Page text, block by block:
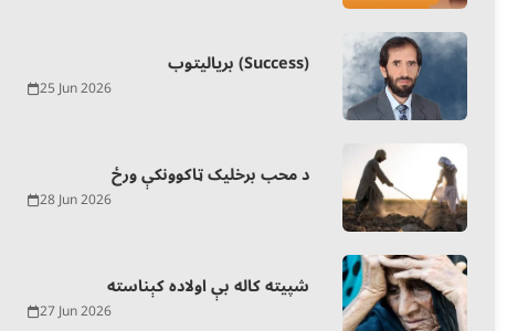
بریالیتوب (Success)
25 Jun 2026
د محب برخلیک ټاکوونکې ورځ
28 Jun 2026
شپیته کاله بې اولاده کېناسته
27 Jun 2026